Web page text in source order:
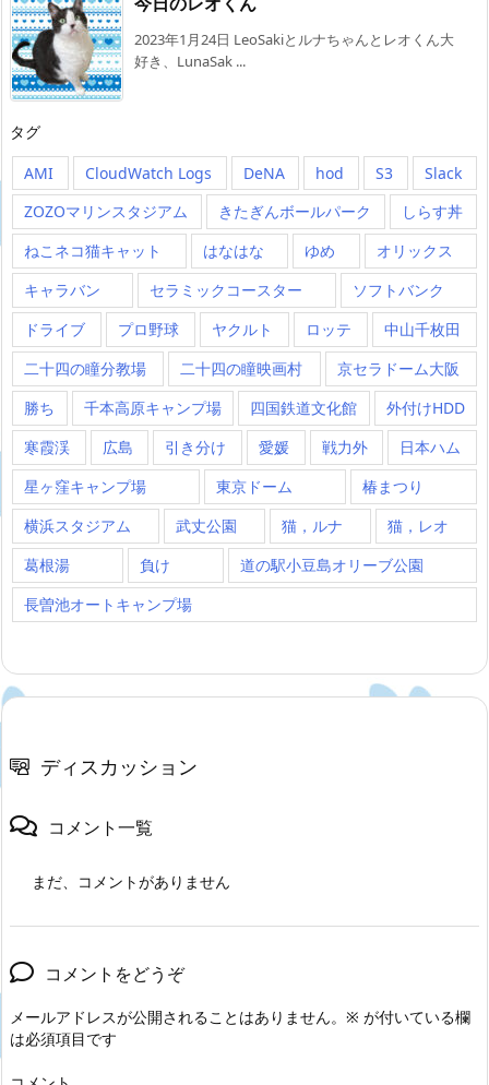
2023年1月24日 LeoSakiとルナちゃんとレオくん大
好き、LunaSak ...
タグ
AMI
CloudWatch Logs DeNA hod S3
Slack
ZOZOマリンスタジアム
きたぎんボールパーク
しらす丼
ねこネコ猫キャット
はなはな ゆめ
オリックス
キャラバン
セラミックコースター
ソフトバンク
ドライブ
プロ野球 ヤクルト ロッテ
中山千枚田
二十四の瞳分教場
二十四の瞳映画村
京セラドーム大阪
勝ち
千本高原キャンプ場 四国鉄道文化館
外付けHDD
寒霞渓
広島 引き分け 愛媛 戦力外
日本ハム
星ヶ窪キャンプ場
東京ドーム
椿まつり
横浜スタジアム
武丈公園 猫，ルナ
猫，レオ
葛根湯
負け
道の駅小豆島オリーブ公園
長曽池オートキャンプ場
ディスカッション
コメント一覧
まだ、コメントがありません
コメントをどうぞ
メールアドレスが公開されることはありません。 ※ が付いている欄
は必須項目です